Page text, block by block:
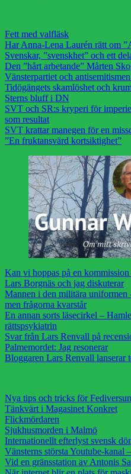
Fett med valfläsk
Har Anna-Lena Laurén rätt om
Svenskar, ”svenskhet” och ett
Den ”hårt arbetande” Mårten
Vänsterpartiet och
Tidögängets skamlöshet och
Sterns bluff i DN
SVT och SR:s kryperi för
som resultat
SVT krattar manegen för en
”En fruktansvärd kortsiktighet”
Kan vi hoppas på en
Lars Borgnäs och jag diskuterar
Mannen i den militära uniformen
men frågorna kvarstår
En annan sorts läsecirkel –
rättspsykiatrin
Svar från Lars Renvall på
Palmemordet: Jag resonerar
Bloggaren Lars Renvall lanserar
Nya tips och tricks för
Tänkvärt i Magasinet Konkret
Flickmördaren
Sjukhusmorden i Malmö
Internationellt efterlyst svensk
Vänsterns största Youtube-kanal
Vid en gränsstation av Antonis